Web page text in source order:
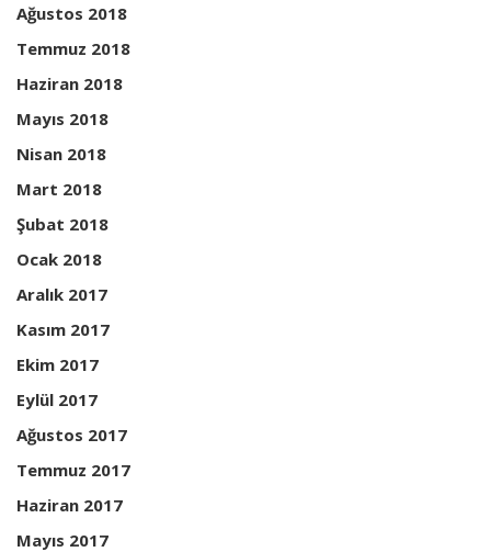
Ağustos 2018
Temmuz 2018
Haziran 2018
Mayıs 2018
Nisan 2018
Mart 2018
Şubat 2018
Ocak 2018
Aralık 2017
Kasım 2017
Ekim 2017
Eylül 2017
Ağustos 2017
Temmuz 2017
Haziran 2017
Mayıs 2017